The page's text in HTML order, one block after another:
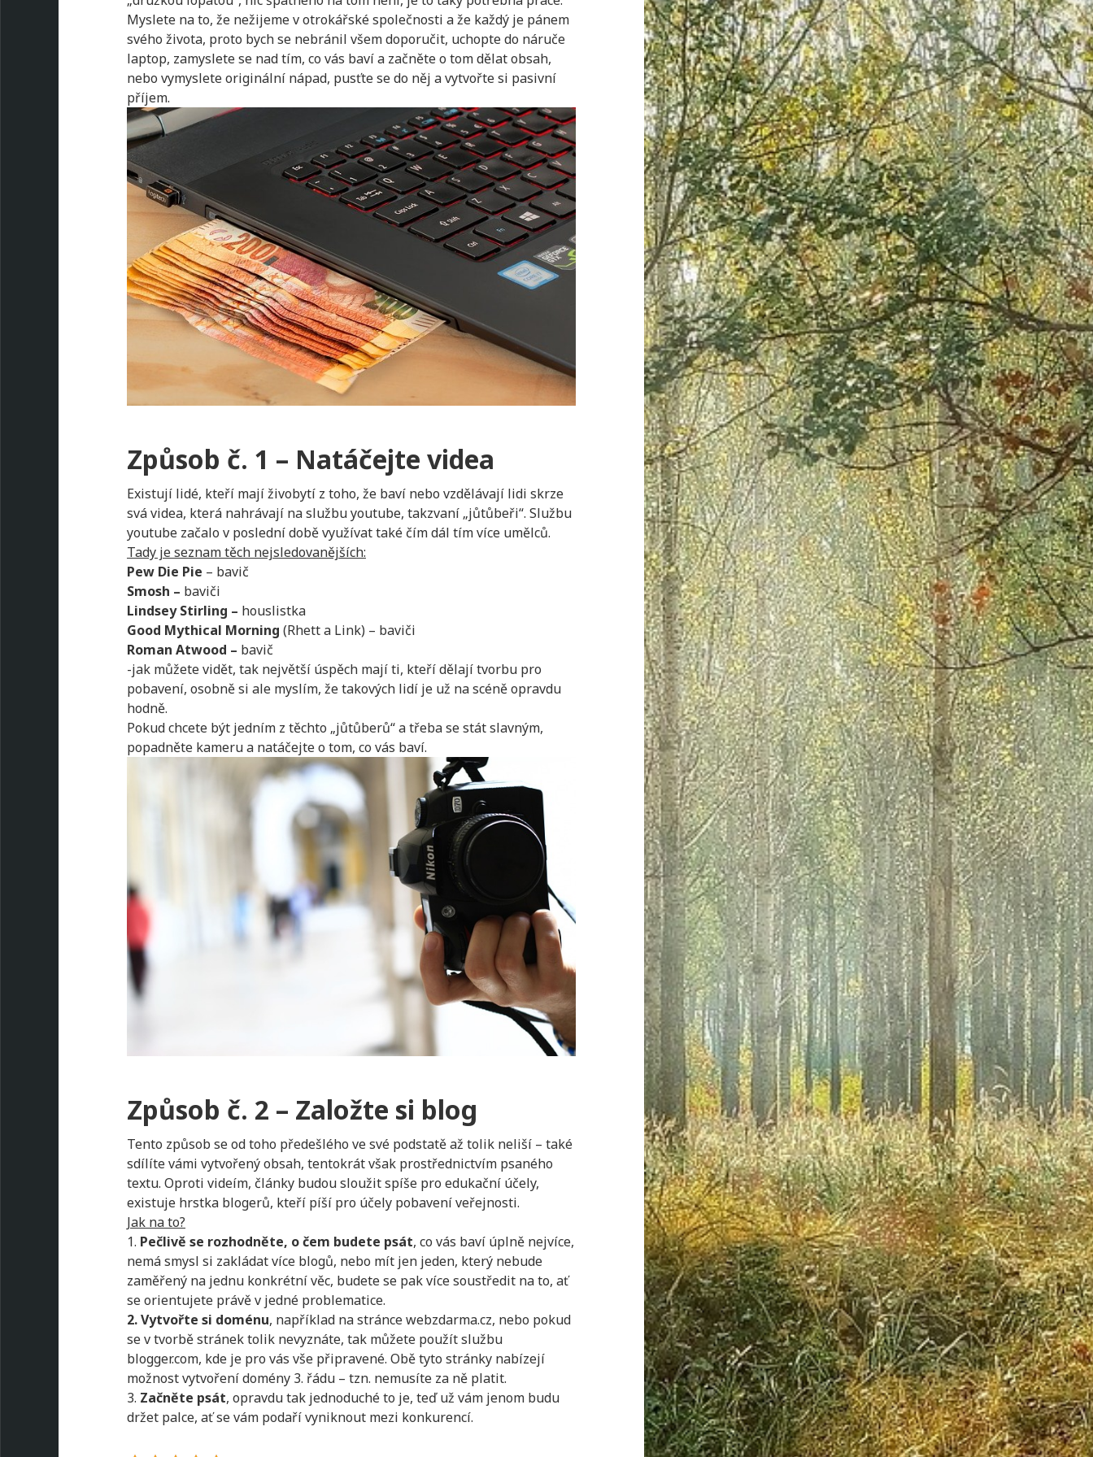
Myslete na to, že nežijeme v otrokářské společnosti a že každý je pánem
svého života, proto bych se nebránil všem doporučit, uchopte do náruče
laptop, zamyslete se nad tím, co vás baví a začněte o tom dělat obsah,
nebo vymyslete originální nápad, pusťte se do něj a vytvořte si pasivní
příjem.
Způsob č. 1 – Natáčejte videa
Existují lidé, kteří mají živobytí z toho, že baví nebo vzdělávají lidi skrze
svá videa, která nahrávají na službu youtube, takzvaní „jůtůbeři“. Službu
youtube začalo v poslední době využívat také čím dál tím více umělců.
Tady je seznam těch nejsledovanějších:
Pew Die Pie – bavič
Smosh – baviči
Lindsey Stirling – houslistka
Good Mythical Morning (Rhett a Link) – baviči
Roman Atwood – bavič
-jak můžete vidět, tak největší úspěch mají ti, kteří dělají tvorbu pro
pobavení, osobně si ale myslím, že takových lidí je už na scéně opravdu
hodně.
Pokud chcete být jedním z těchto „jůtůberů“ a třeba se stát slavným,
popadněte kameru a natáčejte o tom, co vás baví.
Způsob č. 2 – Založte si blog
Tento způsob se od toho předešlého ve své podstatě až tolik neliší – také
sdílíte vámi vytvořený obsah, tentokrát však prostřednictvím psaného
textu. Oproti videím, články budou sloužit spíše pro edukační účely,
existuje hrstka blogerů, kteří píší pro účely pobavení veřejnosti.
Jak na to?
1. Pečlivě se rozhodněte, o čem budete psát, co vás baví úplně nejvíce,
nemá smysl si zakládat více blogů, nebo mít jen jeden, který nebude
zaměřený na jednu konkrétní věc, budete se pak více soustředit na to, ať
se orientujete právě v jedné problematice.
2. Vytvořte si doménu, například na stránce webzdarma.cz, nebo pokud
se v tvorbě stránek tolik nevyznáte, tak můžete použít službu
blogger.com, kde je pro vás vše připravené. Obě tyto stránky nabízejí
možnost vytvoření domény 3. řádu – tzn. nemusíte za ně platit.
3. Začněte psát, opravdu tak jednoduché to je, teď už vám jenom budu
držet palce, ať se vám podaří vyniknout mezi konkurencí.